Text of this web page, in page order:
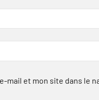
mail et mon site dans le